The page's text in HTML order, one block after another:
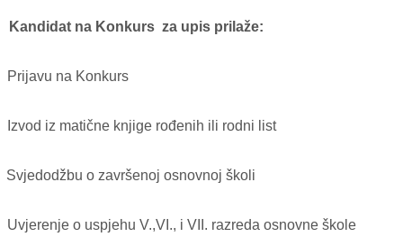
Kandidat na Konkurs za upis prilaže:
Prijavu na Konkurs
Izvod iz matične knjige rođenih ili rodni list
Svjedodžbu o završenoj osnovnoj školi
Uvjerenje o uspjehu V.,VI., i VII. razreda osnovne škole